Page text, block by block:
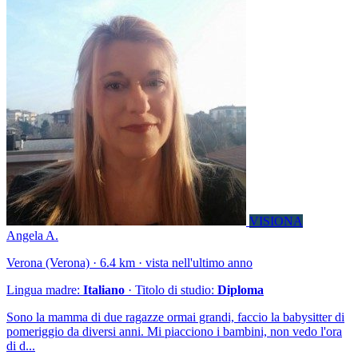
VISIONA
Angela A.
Verona (Verona) · 6.4 km · vista nell'ultimo anno
Lingua madre: Italiano · Titolo di studio: Diploma
Sono la mamma di due ragazze ormai grandi, faccio la babysitter di
pomeriggio da diversi anni. Mi piacciono i bambini, non vedo l'ora
di d...